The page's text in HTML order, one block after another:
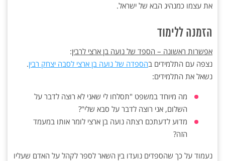
את עצמו כמנהיג הבא של ישראל.
הזמנה ללימוד
אפשרות ראשונה – הספד של נועה בן ארצי לרבין:
נצפה עם התלמידים בהספדה של נועה בן ארצי לסבה יצחק רבין.
נשאל את התלמידים:
מה מיוחד במשפט "תסלחו לי שאני לא רוצה לדבר על
השלום, אני רוצה לדבר על סבא שלי"?
מדוע לדעתכם רצתה נועה בן ארצי לומר אותו במעמד
הזה?
נעמוד על כך שהספדים נועדו בין השאר לספר לקהל על האדם שעליו